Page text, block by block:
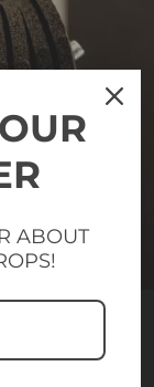
ABOUT